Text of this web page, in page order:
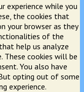
experience while you
the cookies that
your browser as they
of the
help us analyze
These cookies will be
You also have
opting out of some
experience.